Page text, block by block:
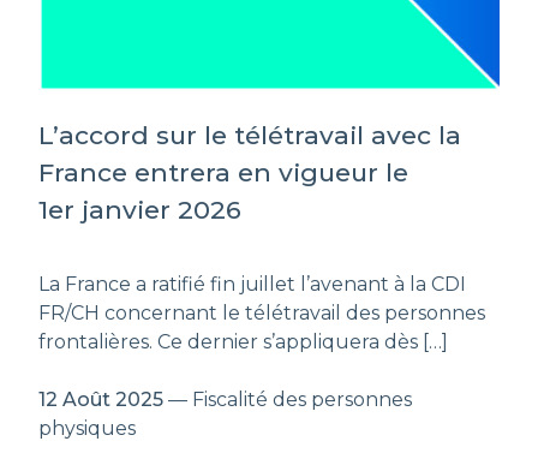
L’accord sur le télétravail avec la
France entrera en vigueur le
1er janvier 2026
La France a ratifié fin juillet l’avenant à la CDI
FR/CH concernant le télétravail des personnes
frontalières. Ce dernier s’appliquera dès […]
12 Août 2025 — Fiscalité des personnes
physiques